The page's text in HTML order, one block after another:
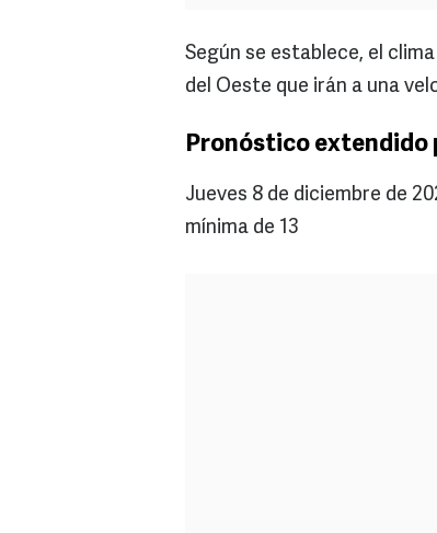
Según se establece, el
del Oeste que irán a una
Pronóstico extendido
Jueves 8 de diciembre de
mínima de 13